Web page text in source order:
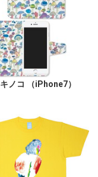
ノコ （iPhone7）